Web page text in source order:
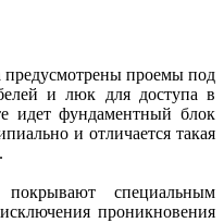
предусмотрены проемы под
и люк для доступа в
идет фундаментный блок
и отличается такая
специальным
проникновения